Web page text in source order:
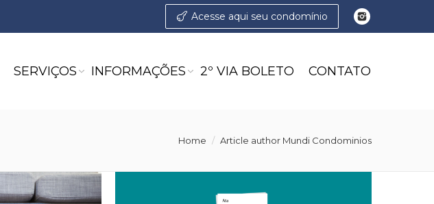
Acesse aqui seu condomínio
SERVIÇOS INFORMAÇÕES 2º VIA BOLETO CONTATO
Home Article author Mundi Condominios